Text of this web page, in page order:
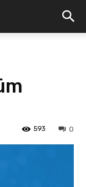
0
593